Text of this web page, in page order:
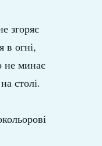
згоряє
в огні,
не минає
столі.